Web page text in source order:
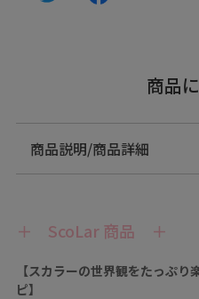
商品
商品説明/商品詳細
＋ ScoLar 商品 ＋
【スカラーの世界観をたっぷ
ピ】